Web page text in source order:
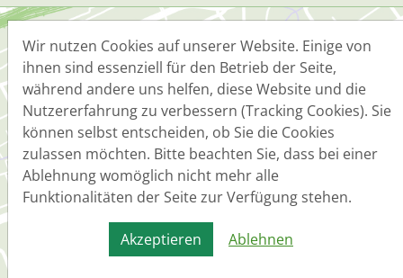
Sangerhäuser Arbeitsvermittlung
und Personalberatung
Alte Promenade 45
06526 , Sangerhausen
Sachsen-Anhalt,Deutschland
(0 34 64) 54 35 45
Wir nutzen Cookies auf unserer Website. Einige von
ihnen sind essenziell für den Betrieb der Seite,
während andere uns helfen, diese Website und die
Nutzererfahrung zu verbessern (Tracking Cookies). Sie
können selbst entscheiden, ob Sie die Cookies
zulassen möchten. Bitte beachten Sie, dass bei einer
Ablehnung womöglich nicht mehr alle
Funktionalitäten der Seite zur Verfügung stehen.
Akzeptieren Ablehnen